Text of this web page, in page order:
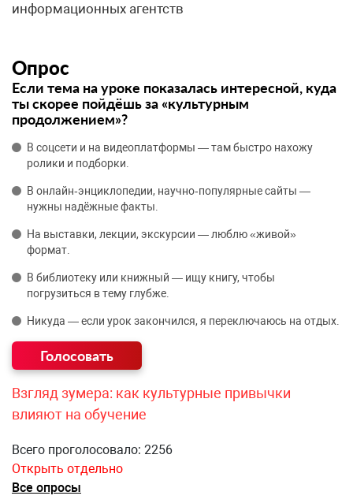
информационных агентств
Опрос
Если тема на уроке показалась интересной, куда
ты скорее пойдёшь за «культурным
продолжением»?
В соцсети и на видеоплатформы — там быстро нахожу
ролики и подборки.
В онлайн‑энциклопедии, научно‑популярные сайты —
нужны надёжные факты.
На выставки, лекции, экскурсии — люблю «живой»
формат.
В библиотеку или книжный — ищу книгу, чтобы
погрузиться в тему глубже.
Никуда — если урок закончился, я переключаюсь на отдых.
Взгляд зумера: как культурные привычки
влияют на обучение
Всего проголосовало: 2256
Открыть отдельно
Все опросы